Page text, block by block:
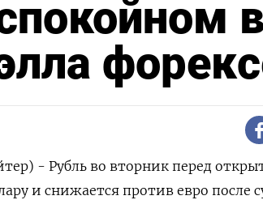
- Рубль во вторник перед
и снижается против евро после